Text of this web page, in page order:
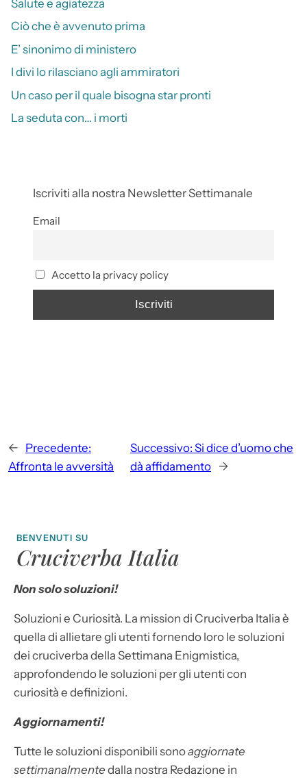
Salute e agiatezza
Ciò che è avvenuto prima
E’ sinonimo di ministero
I divi lo rilasciano agli ammiratori
Un caso per il quale bisogna star pronti
La seduta con… i morti
Iscriviti alla nostra Newsletter Settimanale
Email
Accetto la privacy policy
← Precedente:
Affronta le avversità
Successivo: Si dice d’uomo che
dà affidamento →
BENVENUTI SU
Cruciverba Italia
Non solo soluzioni!
Soluzioni e Curiosità. La mission di Cruciverba Italia è
quella di allietare gli utenti fornendo loro le soluzioni
dei cruciverba della Settimana Enigmistica,
approfondendo le soluzioni per gli utenti con
curiosità e definizioni.
Aggiornamenti!
Tutte le soluzioni disponibili sonoaggiornate
settimanalmente dalla nostra Redazione in